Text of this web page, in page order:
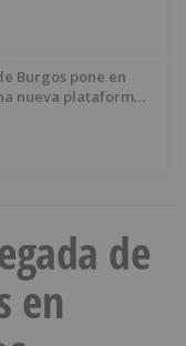
Burgos pone en
nueva plataforma
de
en